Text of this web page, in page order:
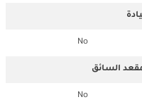
No
السائق
No